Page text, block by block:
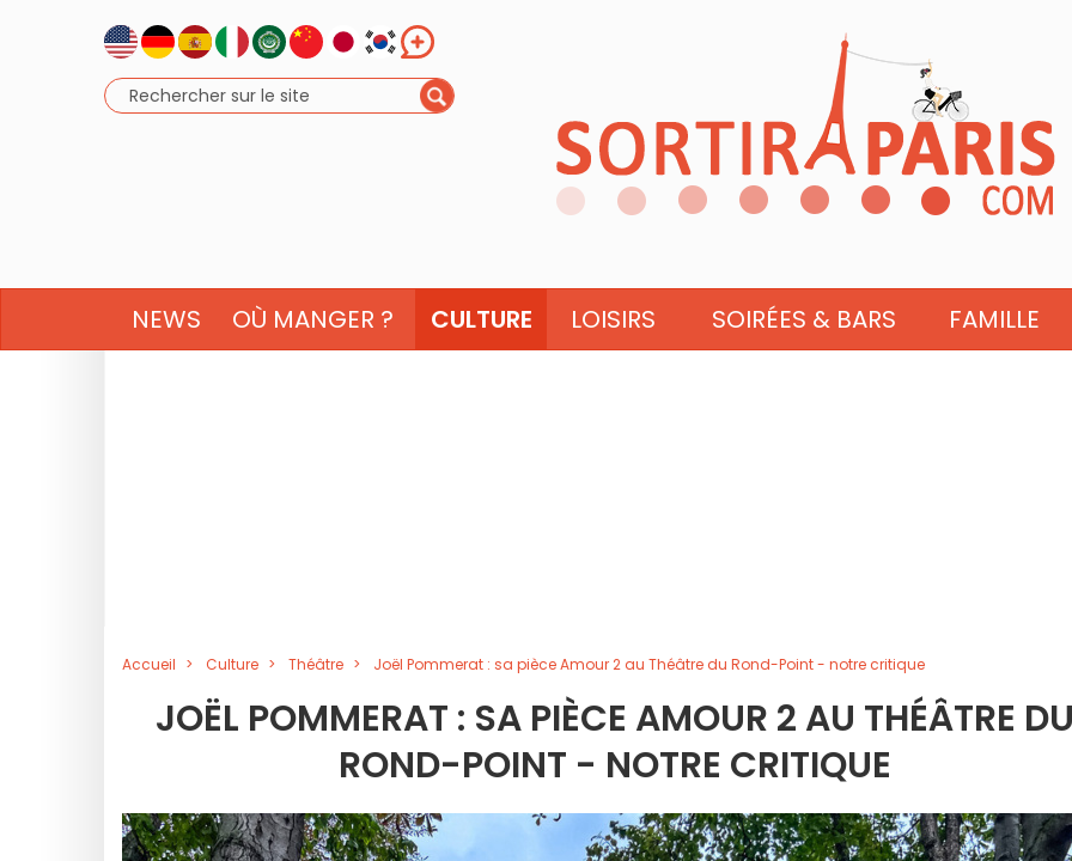
NEWS OÙ MANGER ? CULTURE LOISIRS SOIRÉES & BARS FAMILLE
Accueil Culture Théâtre Joël Pommerat : sa pièce Amour 2 au Théâtre du Rond-Point - notre critique
JOËL POMMERAT : SA PIÈCE AMOUR 2 AU THÉÂTRE
ROND-POINT - NOTRE CRITIQUE